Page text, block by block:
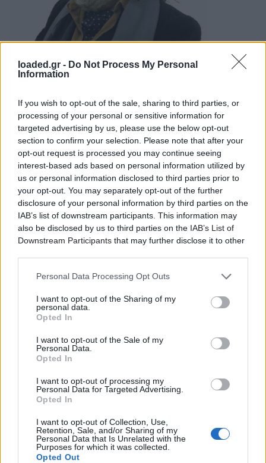
loaded.gr - Do Not Process My Personal
Information
If you wish to opt-out of the sale, sharing to third parties, or
processing of your personal or sensitive information for
targeted advertising by us, please use the below opt-out
section to confirm your selection. Please note that after your
opt-out request is processed you may continue seeing
interest-based ads based on personal information utilized by
us or personal information disclosed to third parties prior to
your opt-out. You may separately opt-out of the further
disclosure of your personal information by third parties on the
IAB’s list of downstream participants. This information may
also be disclosed by us to third parties on the IAB’s List of
Downstream Participants that may further disclose it to other
Personal Data Processing Opt Outs
I want to opt-out of the Sharing of my
personal data.
Opted In
I want to opt-out of the Sale of my
Personal Data.
Opted In
I want to opt-out of processing my
Personal Data for Targeted Advertising.
Opted In
I want to opt-out of Collection, Use,
Retention, Sale, and/or Sharing of my
Personal Data that Is Unrelated with the
Purposes for which it was collected.
Opted Out
Η Μουσική του Vangelis
H μουσική του Blade Runner είναι αναπόσπαστο
μέρος της ταινίας και πυρήνας του έργου. Ο ίδιος ο
Βαγγέλης Παπαθανασίου περιέγραψε την προσέγγισή
του ως «αυθόρμητη και ενστικτώδη», αντιδρώντας
στις εικόνες που έβλεπε και αφήνοντας τις πρώτες
εντυπώσεις να καθορίσουν την έμπνευσή του. Ο Ridley
Scott έχει πει για το soundtrack: «Η μουσική του
Vangelis ήταν η καρδιά και η ψυχή του Blade Runner».
Για τη μουσική της ταινίας έχουν γράψει:
"The soundtrack to Blade Runner remains a singular
the future, that plays ancestor to an impressive clutch
sounding like a product of the modern age, or the first
fruit of music yet to come." – The Vinyl Factory
«Το σάουντρακ του Blade Runner παραμένει ένα
μοναδικό επίτευγμα στην ιστορία του
παρελθόν με το μέλλον, είναι ο πρόγονος μίας
εντυπωσιακής σύμπραξης διαφόρων μουσικών
της σύγχρονης εποχής όσο και σαν ο πρώτος καρπός,
το πρώτο δημιούργημα της μουσικής.» – The Vinyl
Factory